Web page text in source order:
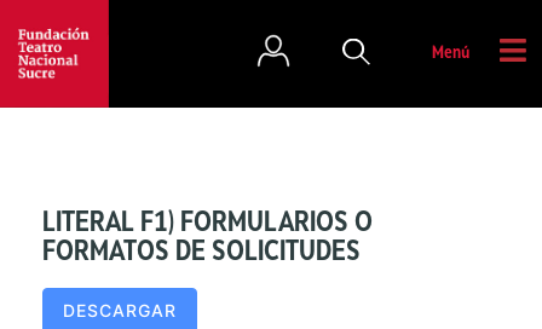
Menú
LITERAL F1) FORMULARIOS O
FORMATOS DE SOLICITUDES
DESCARGAR